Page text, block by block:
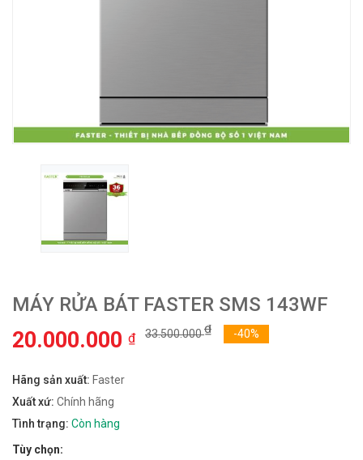
MÁY RỬA BÁT FASTER SMS 143WF
20.000.000 ₫ 33.500.000₫ -40%
Hãng sản xuất: Faster
Xuất xứ: Chính hãng
Tình trạng: Còn hàng
Tùy chọn: